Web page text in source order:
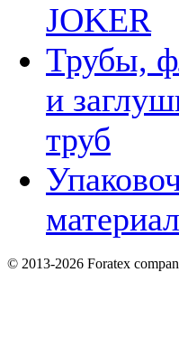
JOKER
Трубы,
и
труб
© 2013-2026 Foratex